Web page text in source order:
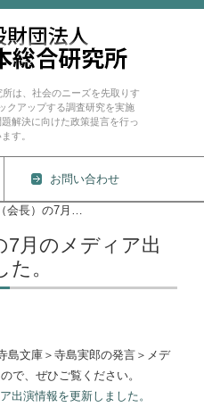
は、社会のニーズを先取りす
クアップする調査研究を実施
解決に向けた政策提言を行っ
す。
お問い合わせ
寺島実郎（会長）の7月のメディア出演情報を更新しました。
7月のメディア出
。
島文庫＞寺島実郎の発言＞メデ
で、ぜひご覧ください。
出演情報を更新しました。